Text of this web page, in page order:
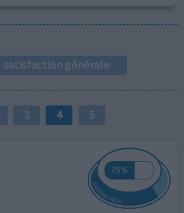
satisfaction générale
3 4 5